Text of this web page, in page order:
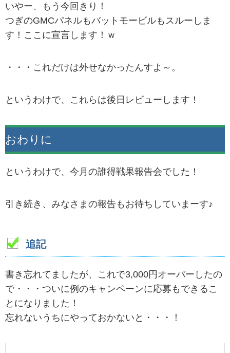
いやー、もう今回きり！
つぎのGMCパネルもバットモービルもスルーしま
す！ここに宣言します！ｗ
・・・これだけは外せなかったんすよ～。
というわけで、これらは後日レビューします！
おわりに
というわけで、今月の誰得戦果報告会でした！
引き続き、みなさまの報告もお待ちしていまーす♪
追記
書き忘れてましたが、これで3,000円オーバーしたの
で・・・ついに例のキャンペーンに応募もできるこ
とになりました！
忘れないうちにやっておかないと・・・！